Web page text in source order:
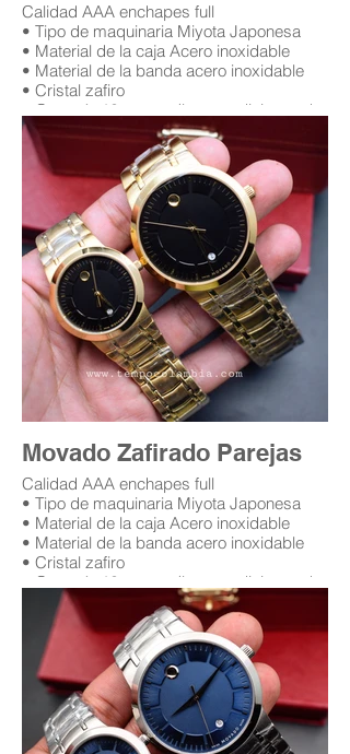
Calidad AAA enchapes full
• Tipo de maquinaria Miyota Japonesa
• Material de la caja Acero inoxidable
• Material de la banda acero inoxidable
• Cristal zafiro
• Garantía 12 meses (leer condiciones de
garantía)
Movado Zafirado Parejas
Calidad AAA enchapes full
• Tipo de maquinaria Miyota Japonesa
• Material de la caja Acero inoxidable
• Material de la banda acero inoxidable
• Cristal zafiro
• Garantía 12 meses (leer condiciones de
garantía)